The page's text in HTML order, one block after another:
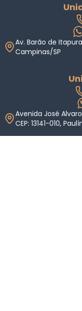
Av. Barão de
Campinas/SP
Avenida José
CEP: 13141-010,